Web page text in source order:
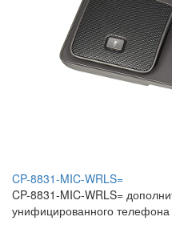
CP-8831-MIC-WRLS=
CP-8831-MIC-WRLS=
унифицированного телефона